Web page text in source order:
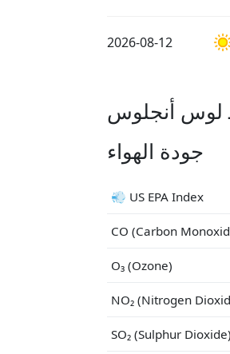
2026-08-12
لوس أنجلوس
جودة الهواء
💨 US EPA Index
CO (Carbon
O₃ (Ozone)
NO₂ (Nitrogen
SO₂ (Sulphur Dioxide)